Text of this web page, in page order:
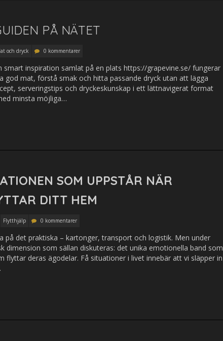
PÅ NÄTET
och dryck 0 kommentarer
inspiration samlat på en plats https://grapevine.se/ fungerar
god mat, förstå smak och hitta passande dryck utan att lägga
serveringstips och dryckeskunskap i ett lättnavigerat format
minsta möjliga…
SOM UPPSTÅR NÄR
DITT HEM
Flytthjälp 0 kommentarer
det praktiska – kartonger, transport och logistik. Men under
dimension som sällan diskuteras: det unika emotionella band som
flyttar deras ägodelar. Få situationer i livet innebär att vi släpper in